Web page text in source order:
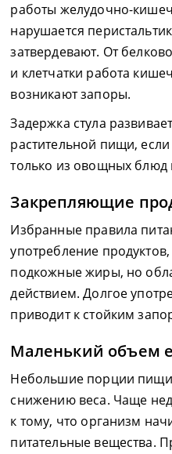
работы желудочно-
нарушается
затвердевают. От
и клетчатки работа
возникают запоры.
Задержка стула
растительной пищи,
только из овощных блюд
Закрепляющие
Избранные правила
употребление
подкожные жиры, но
действием. Долгое
приводит к стойким
Маленький объем
Небольшие порции пищи
снижению веса. Чаще
к тому, что организм
питательные вещества.